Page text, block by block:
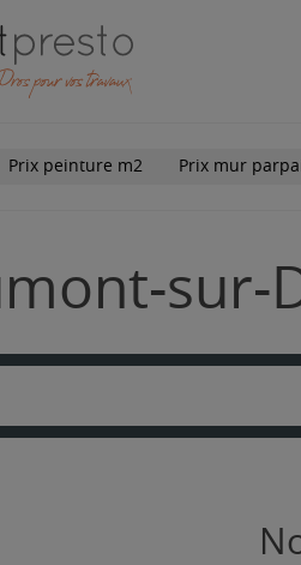
Prix peinture m2 Prix mur
sur-